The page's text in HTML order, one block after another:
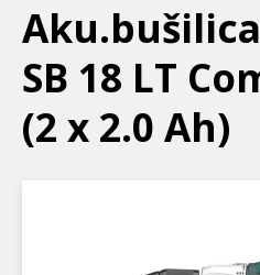
SB 18 LT
(2 x 2.0 Ah)